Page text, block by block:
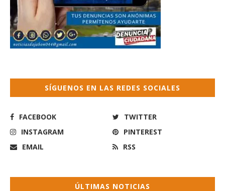
SÍGUENOS EN LAS REDES SOCIALES
FACEBOOK
TWITTER
INSTAGRAM
PINTEREST
EMAIL
RSS
ÚLTIMAS NOTICIAS